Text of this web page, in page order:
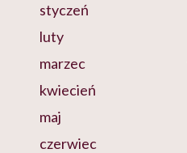
styczeń
luty
marzec
kwiecień
maj
czerwiec